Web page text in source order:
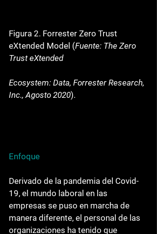
Figura 2. Forrester Zero Trust
eXtended Model (Fuente: The Zero
Trust eXtended
Ecosystem: Data, Forrester Research,
Inc., Agosto 2020).
Enfoque
Derivado de la pandemia del Covid-
19, el mundo laboral en las
empresas se puso en marcha de
manera diferente, el personal de las
organizaciones ha tenido que